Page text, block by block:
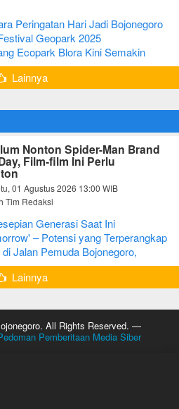
Peringatan Hari Jadi Bojonegoro
Geopark 2025
Ecopark Blora Kini Semakin
Lainnya
Nonton Spider-Man Brand
Film-film Ini Perlu
01 Agustus 2026 13:00 WIB
Tim Redaksi
Generasi Saat Ini
– Potensi yang Terperangkap
Jalan Pemuda Bojonegoro,
Menu
Lainnya
All Rights Reserved. —
Pemberitaan Media Siber